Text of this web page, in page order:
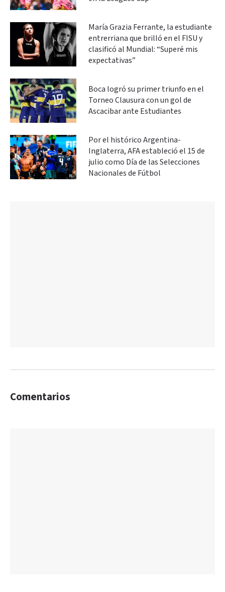
María Grazia Ferrante, la estudiante
entrerriana que brilló en el FISU y
clasificó al Mundial: “Superé mis
expectativas”
Boca logró su primer triunfo en el
Torneo Clausura con un gol de
Ascacibar ante Estudiantes
Por el histórico Argentina-
Inglaterra, AFA estableció el 15 de
julio como Día de las Selecciones
Nacionales de Fútbol
Comentarios